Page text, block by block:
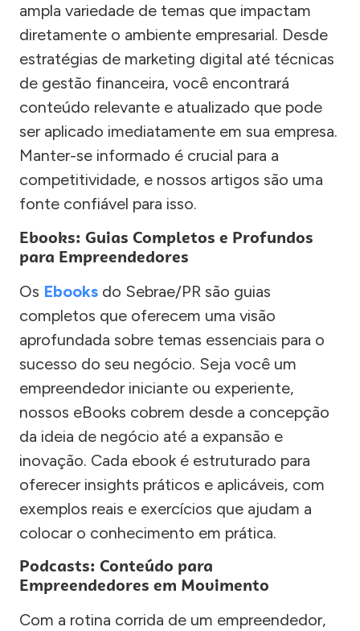
ampla variedade de temas que impactam
diretamente o ambiente empresarial. Desde
estratégias de marketing digital até técnicas
de gestão financeira, você encontrará
conteúdo relevante e atualizado que pode
ser aplicado imediatamente em sua empresa.
Manter-se informado é crucial para a
competitividade, e nossos artigos são uma
fonte confiável para isso.
Ebooks: Guias Completos e Profundos
para Empreendedores
Os Ebooks do Sebrae/PR são guias
completos que oferecem uma visão
aprofundada sobre temas essenciais para o
sucesso do seu negócio. Seja você um
empreendedor iniciante ou experiente,
nossos eBooks cobrem desde a concepção
da ideia de negócio até a expansão e
inovação. Cada ebook é estruturado para
oferecer insights práticos e aplicáveis, com
exemplos reais e exercícios que ajudam a
colocar o conhecimento em prática.
Podcasts: Conteúdo para
Empreendedores em Movimento
Com a rotina corrida de um empreendedor,